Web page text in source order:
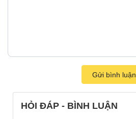
Gửi bình luận
HỎI ĐÁP - BÌNH LUẬN